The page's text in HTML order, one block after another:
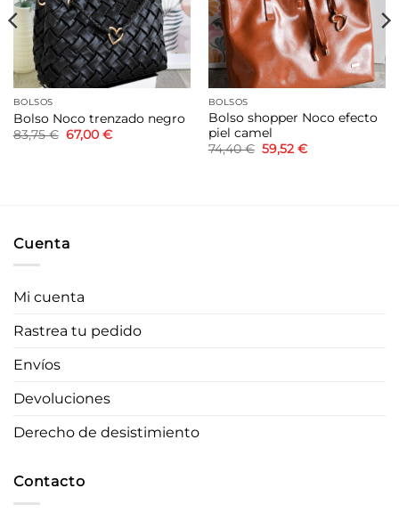
BOLSOS
Bolso Noco trenzado negro
83,75€ El
precio
67,00 €El
BOLSOS
Bolso shopper Noco efecto
piel camel
74,40€ El
precio
59,52 €El
Cuenta
Mi cuenta
Rastrea tu pedido
Envíos
Devoluciones
Derecho de desistimiento
Contacto